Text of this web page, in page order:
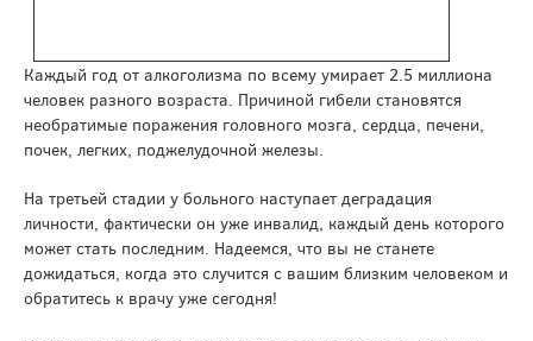
Каждый год от алкоголизма по всему умирает 2.5 миллиона
человек разного возраста. Причиной гибели становятся
необратимые поражения головного мозга, сердца, печени,
почек, легких, поджелудочной железы.
На третьей стадии у больного наступает деградация
личности, фактически он уже инвалид, каждый день которого
может стать последним. Надеемся, что вы не станете
дожидаться, когда это случится с вашим близким человеком и
обратитесь к врачу уже сегодня!